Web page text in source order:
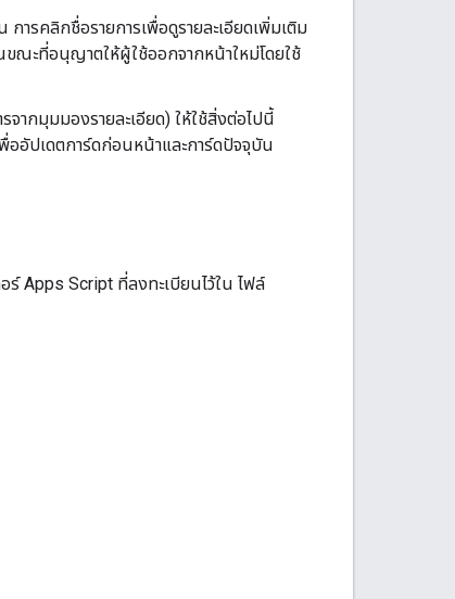
การคลิกชื่อรายการเพื่อดูรายละเอียดเพิ่มเติม
ขณะที่อนุญาตให้ผู้ใช้ออกจากหน้าใหม่โดยใช้
จากมุมมองรายละเอียด) ให้ใช้สิ่งต่อไปนี้
ออัปเดตการ์ดก่อนหน้าและการ์ดปัจจุบัน
ร์ Apps Script ที่ลงทะเบียนไว้ใน ไฟล์